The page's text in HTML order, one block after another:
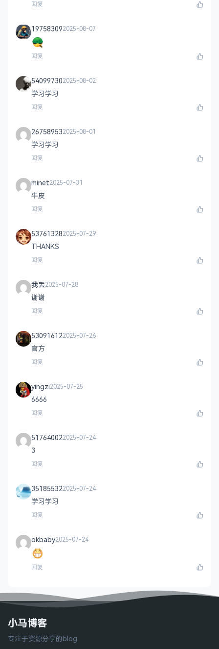
回复
197583092025-08-07
回复
540997302025-08-02
学习学习
回复
267589532025-08-01
学习学习
回复
minet2025-07-31
牛皮
回复
537613282025-07-29
THANKS
回复
我丢2025-07-28
谢谢
回复
530916122025-07-26
官方
回复
yingzi2025-07-25
6666
回复
517640022025-07-24
3
回复
351855322025-07-24
学习学习
回复
okbaby2025-07-24
回复
小马博客
专注于资源分享的blog